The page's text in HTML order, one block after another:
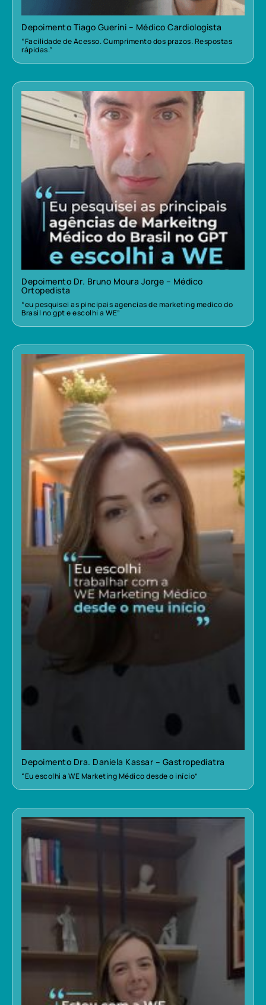
Depoimento Tiago Guerini – Médico Cardiologista
“Facilidade de Acesso. Cumprimento dos prazos. Respostas
rápidas.”
Depoimento Dr. Bruno Moura Jorge – Médico
Ortopedista
“eu pesquisei as pincipais agencias de marketing medico do
Brasil no gpt e escolhi a WE”
Depoimento Dra. Daniela Kassar – Gastropediatra
“Eu escolhi a WE Marketing Médico desde o início”